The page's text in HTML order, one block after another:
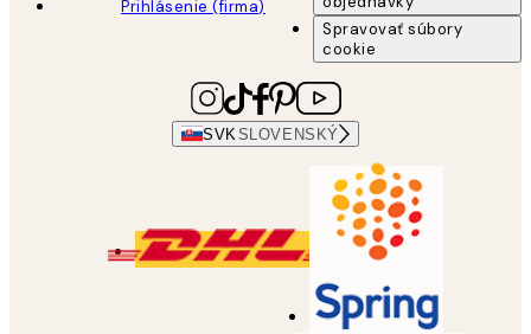
Prihlásenie (firma)
Spravovať súbory
cookie
SVK SLOVENSKÝ